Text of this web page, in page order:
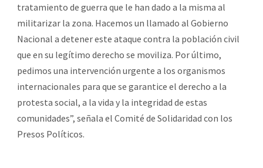
tratamiento de guerra que le han dado a la misma al
militarizar la zona. Hacemos un llamado al Gobierno
Nacional a detener este ataque contra la población civil
que en su legítimo derecho se moviliza. Por último,
pedimos una intervención urgente a los organismos
internacionales para que se garantice el derecho a la
protesta social, a la vida y la integridad de estas
comunidades”, señala el Comité de Solidaridad con los
Presos Políticos.